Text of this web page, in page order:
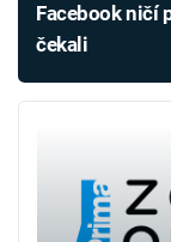
Facebook ničí
čekali